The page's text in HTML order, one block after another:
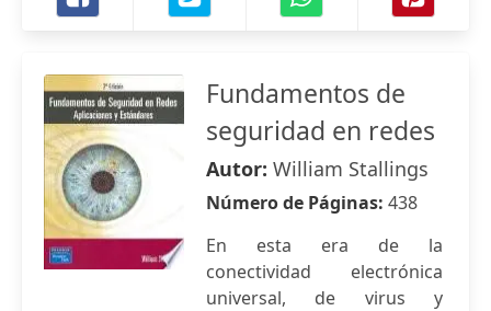
Fundamentos de
seguridad en redes
Autor: William Stallings
Número de Páginas: 438
En esta era de la
conectividad electrónica
universal, de virus y